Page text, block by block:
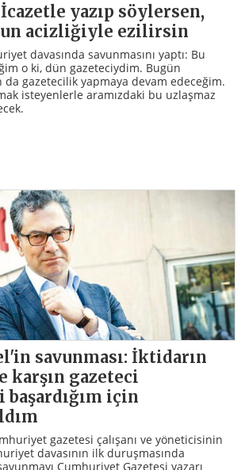
yazıp söylersen,
acizliğiyle ezilirsin
davasında savunmasını yaptı: Bu
o ki, dün gazeteciydim. Bugün
da gazetecilik yapmaya devam edeceğim.
isteyenlerle aramızdaki bu uzlaşmaz
savunması: İktidarın
gazeteci
için
gazetesi çalışanı ve yöneticisinin
davasının ilk duruşmasında
Cumhuriyet Gazetesi yazarı